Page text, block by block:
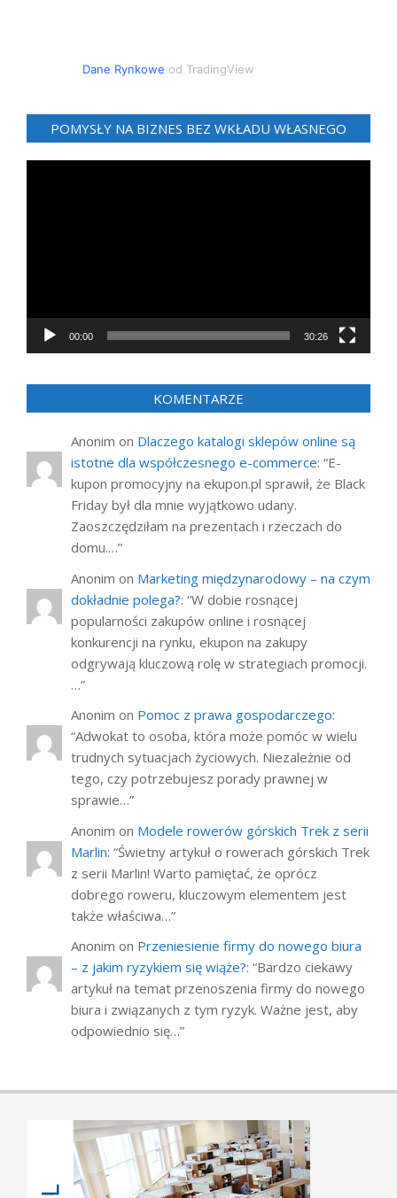
Dane Rynkowe od TradingView
POMYSŁY NA BIZNES BEZ WKŁADU WŁASNEGO
00:00 30:26
KOMENTARZE
Anonim on Dlaczego katalogi sklepów online są
istotne dla współczesnego e-commerce: “E-
kupon promocyjny na ekupon.pl sprawił, że Black
Friday był dla mnie wyjątkowo udany.
Zaoszczędziłam na prezentach i rzeczach do
domu.…”
Anonim on Marketing międzynarodowy – na czym
dokładnie polega?: “W dobie rosnącej
popularności zakupów online i rosnącej
konkurencji na rynku, ekupon na zakupy
odgrywają kluczową rolę w strategiach promocji.
…”
Anonim on Pomoc z prawa gospodarczego:
“Adwokat to osoba, która może pomóc w wielu
trudnych sytuacjach życiowych. Niezależnie od
tego, czy potrzebujesz porady prawnej w
sprawie…”
Anonim on Modele rowerów górskich Trek z serii
Marlin: “Świetny artykuł o rowerach górskich Trek
z serii Marlin! Warto pamiętać, że oprócz
dobrego roweru, kluczowym elementem jest
także właściwa…”
Anonim on Przeniesienie firmy do nowego biura
– z jakim ryzykiem się wiąże?: “Bardzo ciekawy
artykuł na temat przenoszenia firmy do nowego
biura i związanych z tym ryzyk. Ważne jest, aby
odpowiednio się…”